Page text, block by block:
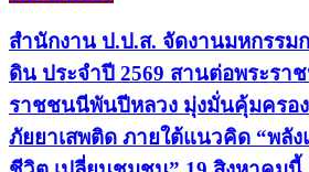
สำนักงาน ป.ป.ส. จัดงานมหกรรม
ดิน ประจำปี 2569 สานต่อพระรา
ราชชนนีพันปีหลวง มุ่งมั่นคุ้มครอ
ภัยยาเสพติด ภายใต้แนวคิด “พลั